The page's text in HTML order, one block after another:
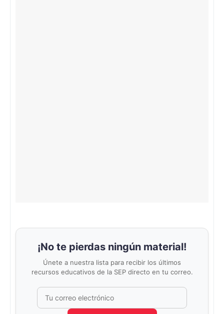
¡No te pierdas ningún material!
Únete a nuestra lista para recibir los últimos
recursos educativos de la SEP directo en tu correo.
No completar este campo